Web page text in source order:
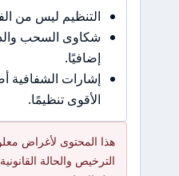
التنظيم ليس من الفئة
شكاوى السحب والدعم
إضافيًا.
إشارات الشفافية
الأقوى تنظيمًا.
هذا المحتوى لأغراض
الترخيص والحالة القانونية